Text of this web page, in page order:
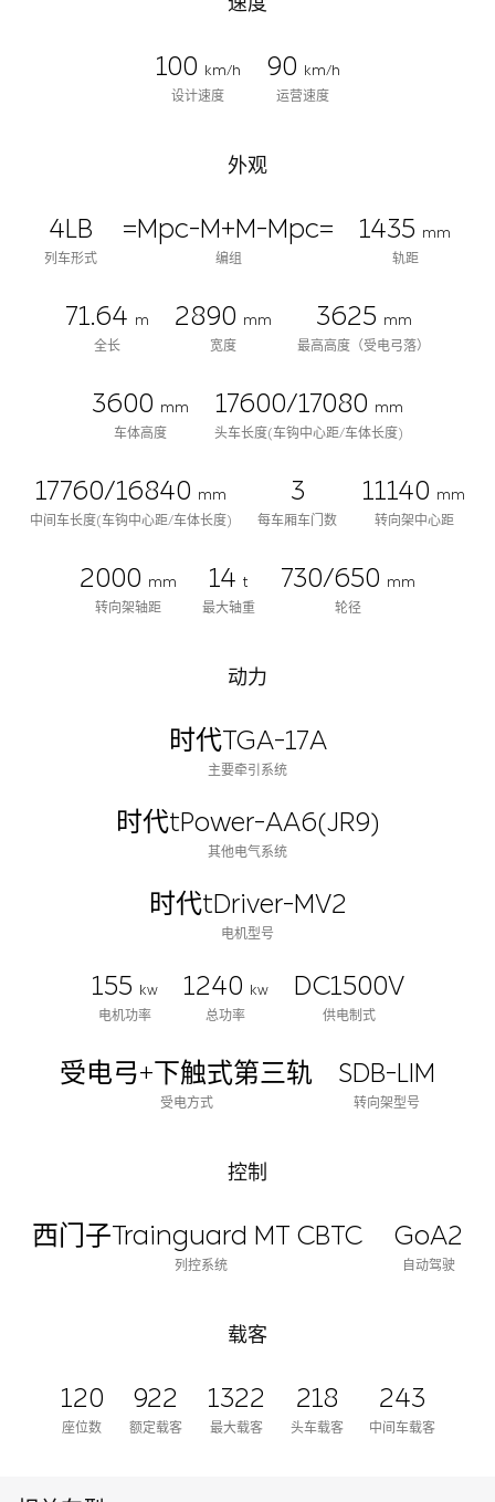
100
km/h
设计速度
90
km/h
运营速度
外观
4LB
列车形式
=Mpc-M+M-Mpc=
编组
1435 mm
轨距
71.64 m
全长
2890 mm
宽度
3625 mm
最高高度（受电弓落）
3600 mm
车体高度
17600/17080 mm
头车长度(车钩中心距/车体长度)
17760/16840 mm
中间车长度(车钩中心距/车体长度)
3
每车厢车门数
11140 mm
转向架中心距
2000 mm
转向架轴距
14 t
最大轴重
730/650 mm
轮径
动力
时代TGA-17A
主要牵引系统
时代tPower-AA6(JR9)
其他电气系统
时代tDriver-MV2
电机型号
155
kw
电机功率
1240
kw
总功率
DC1500V
供电制式
受电弓+下触式第三轨
受电方式
SDB-LIM
转向架型号
控制
西门子Trainguard MT CBTC
列控系统
GoA2
自动驾驶
载客
120
座位数
922
额定载客
1322
最大载客
218
头车载客
243
中间车载客